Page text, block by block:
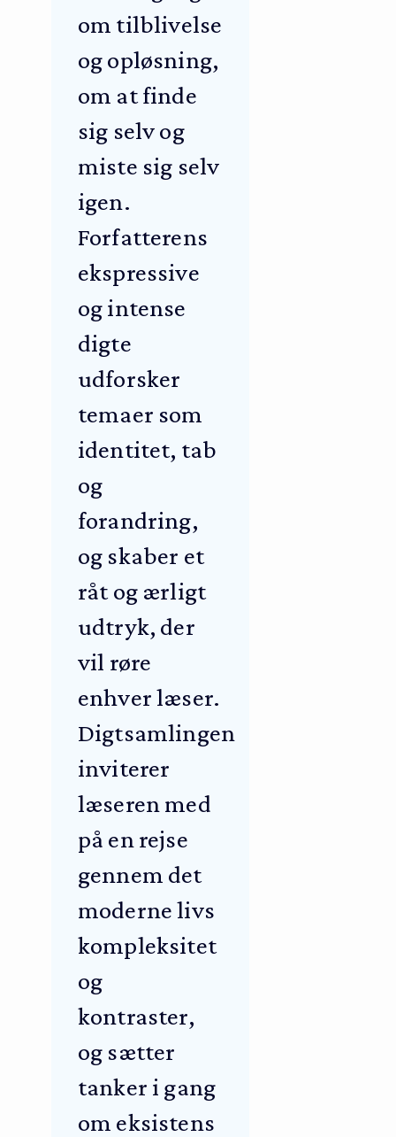
om tilblivelse
og opløsning,
om at finde
sig selv og
miste sig selv
igen.
Forfatterens
ekspressive
og intense
digte
udforsker
temaer som
identitet, tab
og
forandring,
og skaber et
råt og ærligt
udtryk, der
vil røre
enhver læser.
Digtsamlingen
inviterer
læseren med
på en rejse
gennem det
moderne livs
kompleksitet
og
kontraster,
og sætter
tanker i gang
om eksistens